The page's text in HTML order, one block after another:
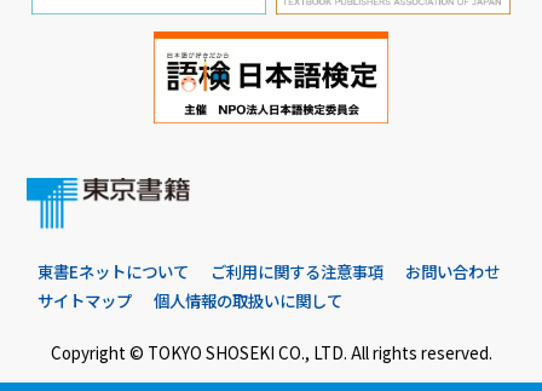
東書Eネットについて ご利用に関する注意事項
お問い合わせ
サイトマップ
個人情報の取扱いに関して
Copyright © TOKYO SHOSEKI CO., LTD. All rights reserved.